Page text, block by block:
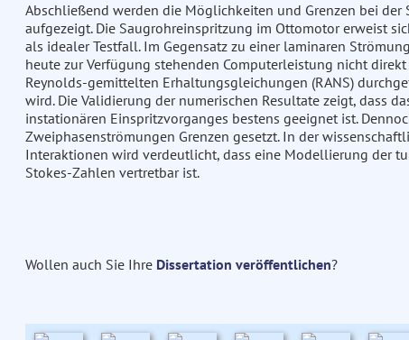
Abschließend werden die Möglichkeiten und Grenzen bei
aufgezeigt. Die Saugrohreinspritzung im Ottomotor erweist
als idealer Testfall. Im Gegensatz zu einer laminaren
heute zur Verfügung stehenden Computerleistung nicht
Reynolds-gemittelten Erhaltungsgleichungen (RANS)
wird. Die Validierung der numerischen Resultate zeigt, dass
instationären Einspritzvorganges bestens geeignet ist.
Zweiphasenströmungen Grenzen gesetzt. In der
Interaktionen wird verdeutlicht, dass eine Modellierung der
Stokes-Zahlen vertretbar ist.
Wollen auch Sie Ihre Dissertation veröffentlichen?